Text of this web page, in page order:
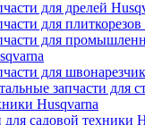
для дрелей
для
для
для
запчасти для
Husqvarna
для садовой техники